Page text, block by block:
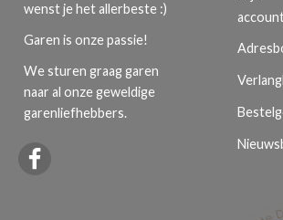
wenst je het allerbeste :)
Garen is onze passie!
We sturen graag garen
naar al onze geweldige
garenliefhebbers.